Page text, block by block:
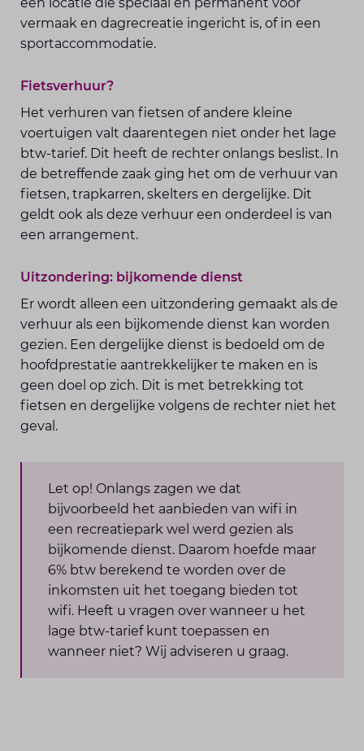
vermaak en dagrecreatie ingericht is, of in een
sportaccommodatie.
Fietsverhuur?
Het verhuren van fietsen of andere kleine
voertuigen valt daarentegen niet onder het lage
btw-tarief. Dit heeft de rechter onlangs beslist. In
de betreffende zaak ging het om de verhuur van
fietsen, trapkarren, skelters en dergelijke. Dit
geldt ook als deze verhuur een onderdeel is van
een arrangement.
Uitzondering: bijkomende dienst
Er wordt alleen een uitzondering gemaakt als de
verhuur als een bijkomende dienst kan worden
gezien. Een dergelijke dienst is bedoeld om de
hoofdprestatie aantrekkelijker te maken en is
geen doel op zich. Dit is met betrekking tot
fietsen en dergelijke volgens de rechter niet het
geval.
Let op! Onlangs zagen we dat
bijvoorbeeld het aanbieden van wifi in
een recreatiepark wel werd gezien als
bijkomende dienst. Daarom hoefde maar
6% btw berekend te worden over de
inkomsten uit het toegang bieden tot
wifi. Heeft u vragen over wanneer u het
lage btw-tarief kunt toepassen en
wanneer niet? Wij adviseren u graag.